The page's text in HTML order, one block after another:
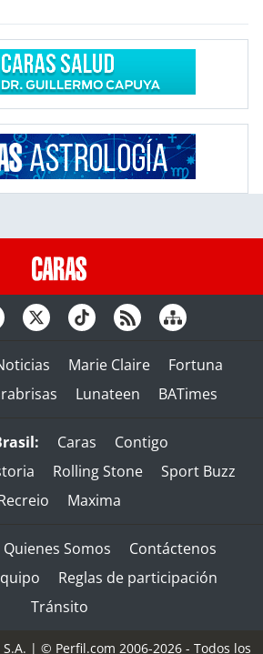
Marie Claire
Fortuna
Lunateen BATimes
Caras
Contigo
Rolling Stone
Sport Buzz
Maxima
Quienes Somos
Contáctenos
Reglas de participación
Tránsito
| © Perfil.com 2006-2026 - Todos los